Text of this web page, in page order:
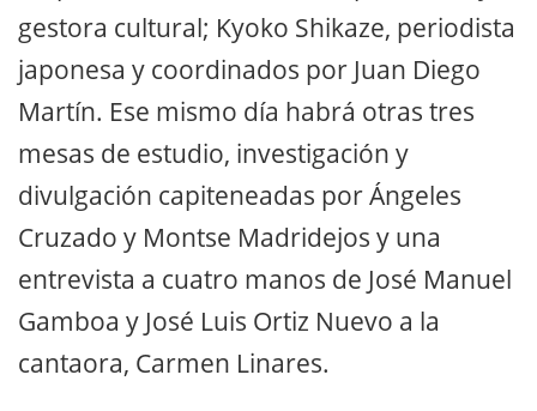
gestora cultural; Kyoko Shikaze, periodista
japonesa y coordinados por Juan Diego
Martín. Ese mismo día habrá otras tres
mesas de estudio, investigación y
divulgación capiteneadas por Ángeles
Cruzado y Montse Madridejos y una
entrevista a cuatro manos de José Manuel
Gamboa y José Luis Ortiz Nuevo a la
cantaora, Carmen Linares.